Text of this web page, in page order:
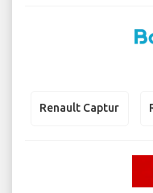
Renault Captur